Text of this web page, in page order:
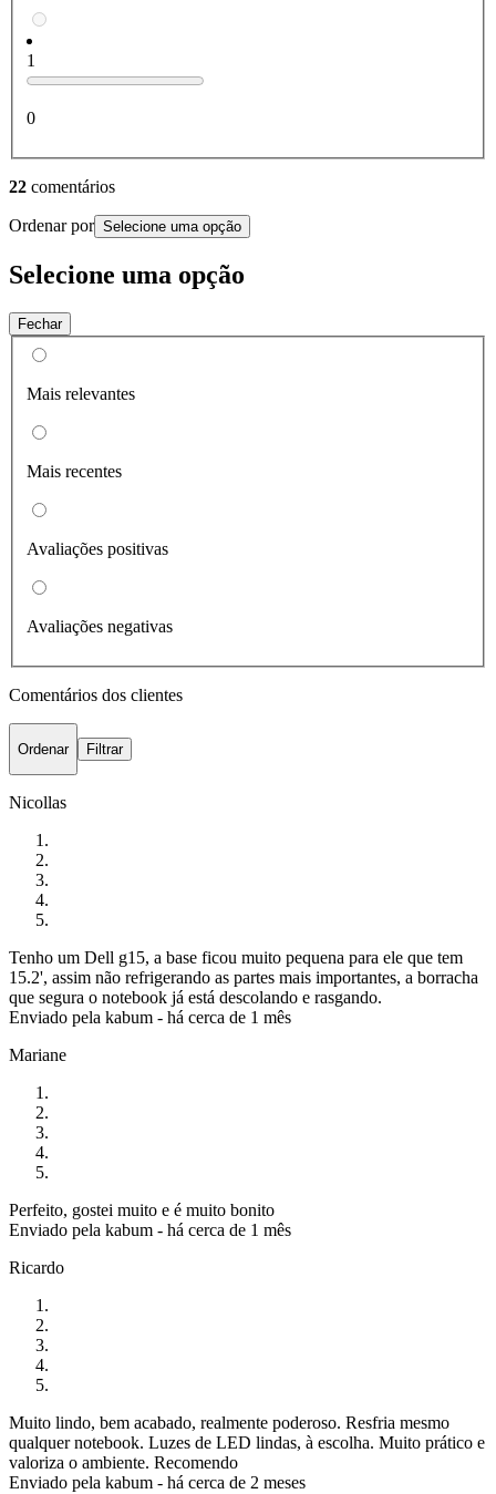
1
0
22 comentários
Ordenar por Selecione uma opção
Selecione uma opção
Fechar
Mais relevantes
Mais recentes
Avaliações positivas
Avaliações negativas
Comentários dos clientes
Ordenar Filtrar
Nicollas
Tenho um Dell g15, a base ficou muito pequena para ele que tem
15.2', assim não refrigerando as partes mais importantes, a borracha
que segura o notebook já está descolando e rasgando.
Enviado pela kabum - há cerca de 1 mês
Mariane
Perfeito, gostei muito e é muito bonito
Enviado pela kabum - há cerca de 1 mês
Ricardo
Muito lindo, bem acabado, realmente poderoso. Resfria mesmo
qualquer notebook. Luzes de LED lindas, à escolha. Muito prático e
valoriza o ambiente. Recomendo
Enviado pela kabum - há cerca de 2 meses